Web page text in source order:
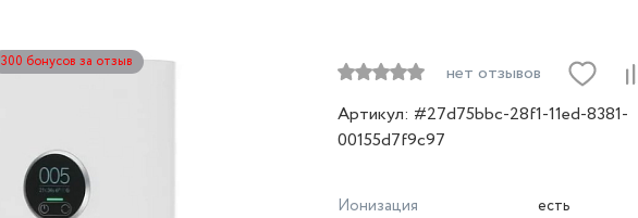
300 бонусов за отзыв
нет отзывов
Артикул: #27d75bbc-28f1-11ed-8381-
00155d7f9c97
Ионизация
есть